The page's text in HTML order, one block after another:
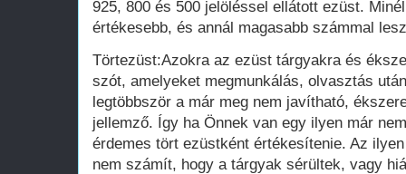
925, 800 és 500 jelöléssel ellátott ezüst.
értékesebb, és annál magasabb számmal
Törtezüst:Azokra az ezüst tárgyakra és
szót, amelyeket megmunkálás, olvasztás
legtöbbször a már meg nem javítható,
jellemző. Így ha Önnek van egy ilyen már
érdemes tört ezüstként értékesítenie. Az
nem számít, hogy a tárgyak sérültek, vagy